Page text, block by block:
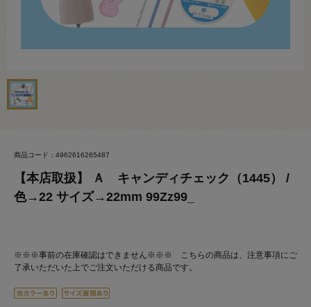
商品コード：4962616265487
【本店取扱】 Ａ キャンディチェック（1445） /
色→22 サイズ→22mm 99Zz99_
※※※事前の在庫確認はできません※※※ こちらの商品は、注意事項にご
了承いただいた上でご注文いただける商品です。